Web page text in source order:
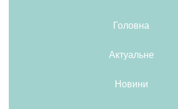
Головна
Актуальне
Новини